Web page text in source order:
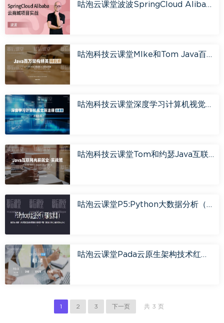
咕泡云课堂波波SpringCloud Alibaba云商城项目实战培训课程视频
咕泡科技云课堂MIke和Tom Java百万架构精英领航班2023培训视频百度云
咕泡科技云课堂深度学习计算机视觉算法课（企业级）培训视频
咕泡科技云课堂Tom和约瑟Java互联网高薪就业实战班2023培训视频
咕泡云课堂P5:Python大数据分析（高阶技术课）2023培训视频百度网盘云
咕泡云课堂Pada云原生架构技术红利班2022培训视频百度网盘云
1 2 3 下一页 共 3 页